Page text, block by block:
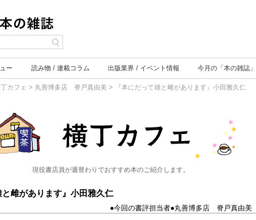
ー 読み物 連載コラム 出版業界 イベント情報 今月の 「本の雑誌」
カフェ > 丸善博多店 脊戸真由美 > 『本にだって雄と雌があります』小田雅久仁
現役書店員が週替わりでおすすめ本のご紹介します。
と雌があります』小田雅久仁
●今回の書評担当者●丸善博多店 脊戸真由美